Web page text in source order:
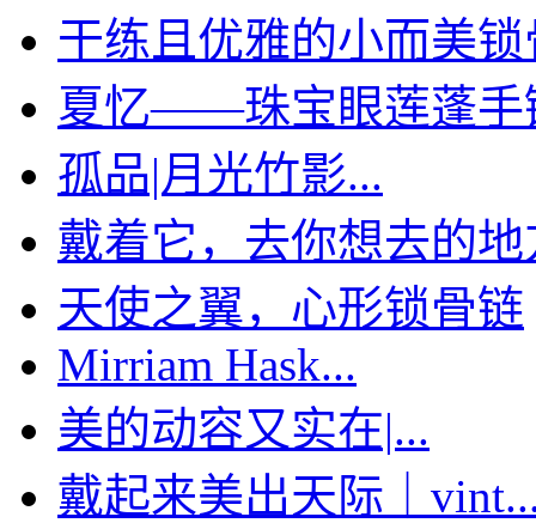
干练且优雅的小而美锁
夏忆——珠宝眼莲蓬手
孤品|月光竹影...
戴着它，去你想去的地
天使之翼，心形锁骨链
Mirriam Hask...
美的动容又实在|...
戴起来美出天际｜